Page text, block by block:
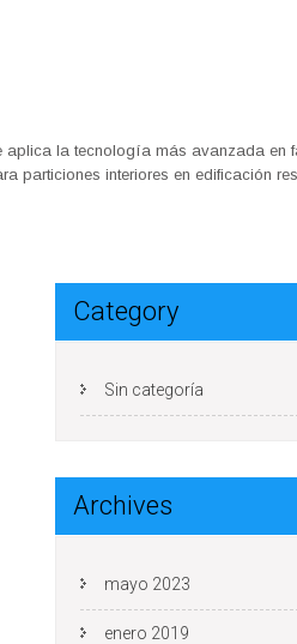
aplica la tecnología más avanzada en
particiones interiores en edificación
Category
Sin categoría
Archives
mayo 2023
enero 2019